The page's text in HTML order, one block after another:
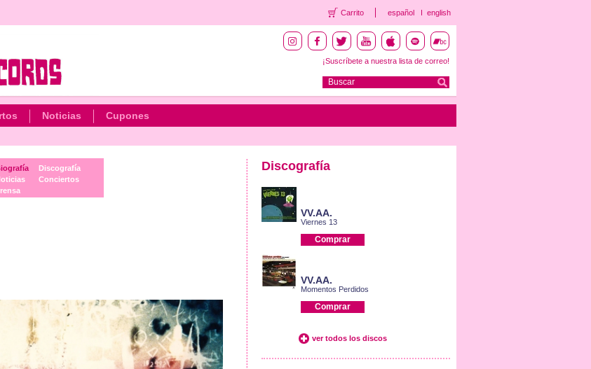
Carrito español english
¡Suscríbete a nuestra lista de correo!
Noticias Cupones
Discografía
Conciertos
Discografía
VV.AA.
Viernes 13
Comprar
VV.AA.
Momentos Perdidos
Comprar
ver todos los discos